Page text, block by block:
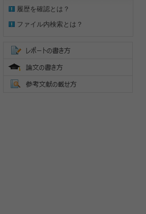
履歴を確認とは？
ファイル内検索とは？